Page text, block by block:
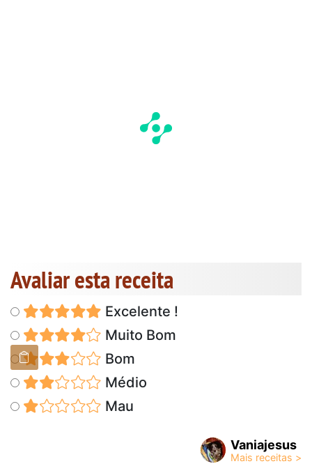
Avaliar esta receita
Excelente !
Muito Bom
Bom
Médio
Mau
Vaniajesus